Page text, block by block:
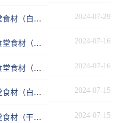
攀枝花市第七高级中学校食堂食材（白肉及冻制品）配送供应商采购项目竞争性磋商成交公告 2024-07-29
《攀枝花市第七高级中学校食堂食材（米、面类）配送服务采购项目》竞争性磋商采购公告 2024-07-16
《攀枝花市第七高级中学校食堂食材（红肉类）配送服务采购项目》竞争性磋商采购公告 2024-07-16
攀枝花市第七高级中学校食堂食材（白肉及冻制品）配送供应商采购项目竞争性磋商公告 2024-07-15
攀枝花市第七高级中学校食堂食材（干杂）供应商采购项目竞争性磋商公告 2024-07-15